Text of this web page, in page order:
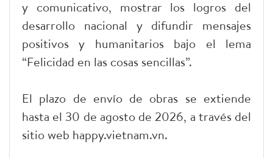
y comunicativo, mostrar los logros del
desarrollo nacional y difundir mensajes
positivos y humanitarios bajo el lema
“Felicidad en las cosas sencillas”.
El plazo de envío de obras se extiende
hasta el 30 de agosto de 2026, a través del
sitio web happy.vietnam.vn.